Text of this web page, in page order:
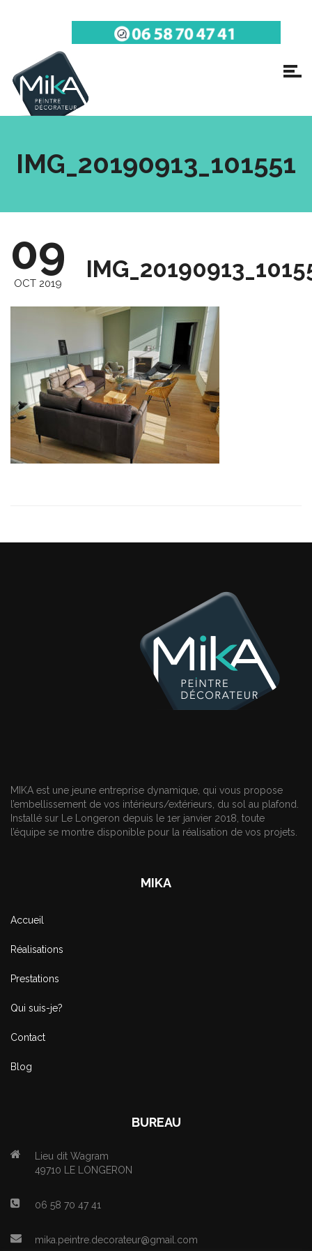
IMG_20190913_101551
09
OCT 2019
MIKA est une jeune entreprise dynamique, qui vous propose
l’embellissement de vos intérieurs/extérieurs, du sol au plafond.
Installé sur Le Longeron depuis le 1er janvier 2018, toute
l’équipe se montre disponible pour la réalisation de vos projets.
MIKA
Accueil
Réalisations
Prestations
Qui suis-je?
Contact
Blog
BUREAU
Lieu dit Wagram
49710 LE LONGERON
06 58 70 47 41
mika.peintre.decorateur@gmail.com